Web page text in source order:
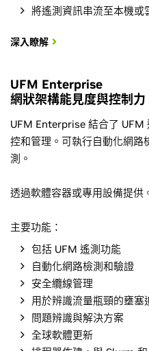
將遙測資訊串流至本機或
深入瞭解
UFM Enterprise
網狀架構能見度與控制力
UFM Enterprise 結合了 UFM
控和管理。可執行自動化網路
測。
透過軟體容器或專用設備提供
主要功能：
包括 UFM 遙測功能
自動化網路檢測和驗證
安全纜線管理
用於辨識流量瓶頸的壅塞
問題辨識與解決方案
全球軟體更新